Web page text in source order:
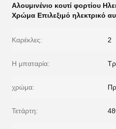
Αλουμινένιο κουτί φορτίου
Χρώμα Επιλεξιμό ηλεκτρικό
Καρέκλες: 2
Η μπαταρία:
χρώμα:
Τετάρτη: